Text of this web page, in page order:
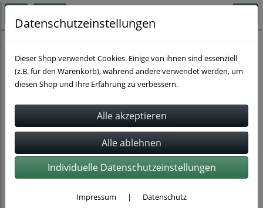
Schlauchbefestigung
Datenschutzeinstellungen
Dieser Shop verwendet Cookies. Einige von ihnen sind essenziell
(z.B. für den Warenkorb), während andere verwendet werden, um
diesen Shop und Ihre Erfahrung zu verbessern.
Individuelle Datenschutzeinstellungen
Impressum | Datenschutz